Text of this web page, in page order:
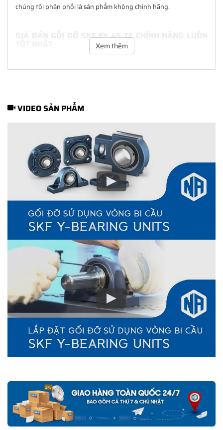
chúng tôi phân phối là sản phẩm không chính hãng.
GIÁ BÁN GỐI ĐỠ SKF FY 45 TF CHÍNH HÃNG LUÔN
với nhiều ưu đãi kèm theo và các dịch vụ hẫu mãi sau bán hàng.
Tất cả các sản phẩm SKF chính hãng do SKF Ngọc Anh
phối đều được bảo hành chính hãng theo đúng tiêu chuẩn bảo
hành của nhà sản xuất.
CÁCH NHẬN BIẾT VÀ PHÂN BIỆT GỐI ĐỠ SKF FY 45
TF CHÍNH HÃNG
Mua hàng tại các đại lý ủy quyền của SKF để yên tâm về nguồn
gốc của sản phẩm. Ngoài ra bạn cũng có thể tự kiểm tra và phân
biệt các sản phẩm SKF chính hãng bằng các cách sau:
Những cách phân biệt vòng bi SKF giả bằng mắt thường
SKF Authenticate, Phần mềm kiểm tra vòng bi SKF giả
✅Cảnh báo của chuyên gia SKF về vòng bi SKF giả
Xem thêm
VIDEO SẢN PHẨM